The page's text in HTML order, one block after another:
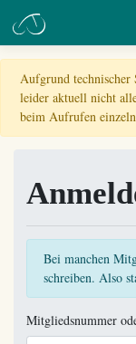
Aufgrund technischer
leider aktuell nicht
beim Aufrufen
Bei manchen
schreiben. Also
Mitgliedsnummer